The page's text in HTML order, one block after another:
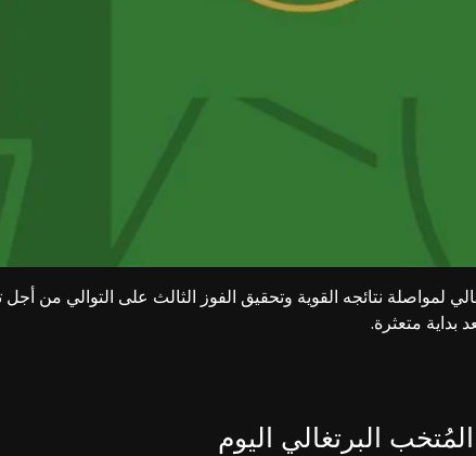
لمواصلة نتائجه القوية وتحقيق الفوز الثالث على التوالي من
بداية متعثرة.
البرتغالي اليوم